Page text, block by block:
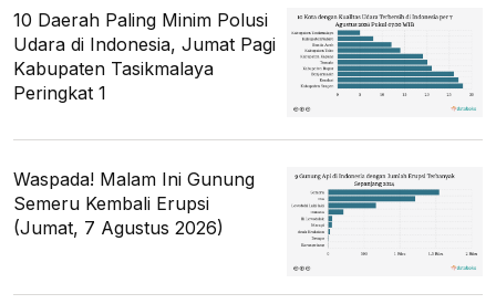
10 Daerah Paling Minim Polusi
Udara di Indonesia, Jumat Pagi
Kabupaten Tasikmalaya
Peringkat 1
Waspada! Malam Ini Gunung
Semeru Kembali Erupsi
(Jumat, 7 Agustus 2026)